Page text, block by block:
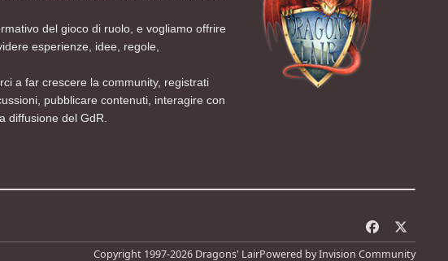
del gioco di ruolo, e vogliamo offrire
esperienze, idee, regole,
a far crescere la community, registrati
pubblicare contenuti, interagire con
diffusione del GdR.
a
Copyright 1997-2026 Dragons' LairPowered byInvision Community